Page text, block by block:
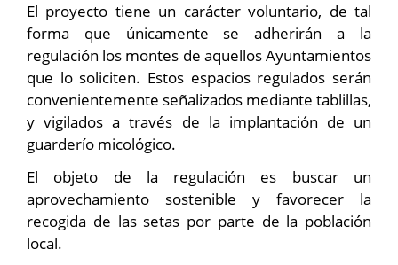
El proyecto tiene un carácter voluntario, de tal
forma que únicamente se adherirán a la
regulación los montes de aquellos Ayuntamientos
que lo soliciten. Estos espacios regulados serán
convenientemente señalizados mediante tablillas,
y vigilados a través de la implantación de un
guarderío micológico.
El objeto de la regulación es buscar un
aprovechamiento sostenible y favorecer la
recogida de las setas por parte de la población
local.